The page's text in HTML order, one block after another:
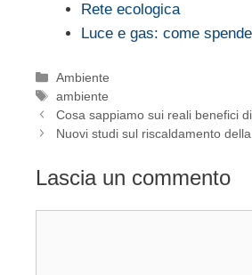
Rete ecologica
Luce e gas: come
Categorie
Ambiente
Tag
ambiente
Cosa sappiamo sui reali benefici
Nuovi studi sul riscaldamento
Lascia un commento